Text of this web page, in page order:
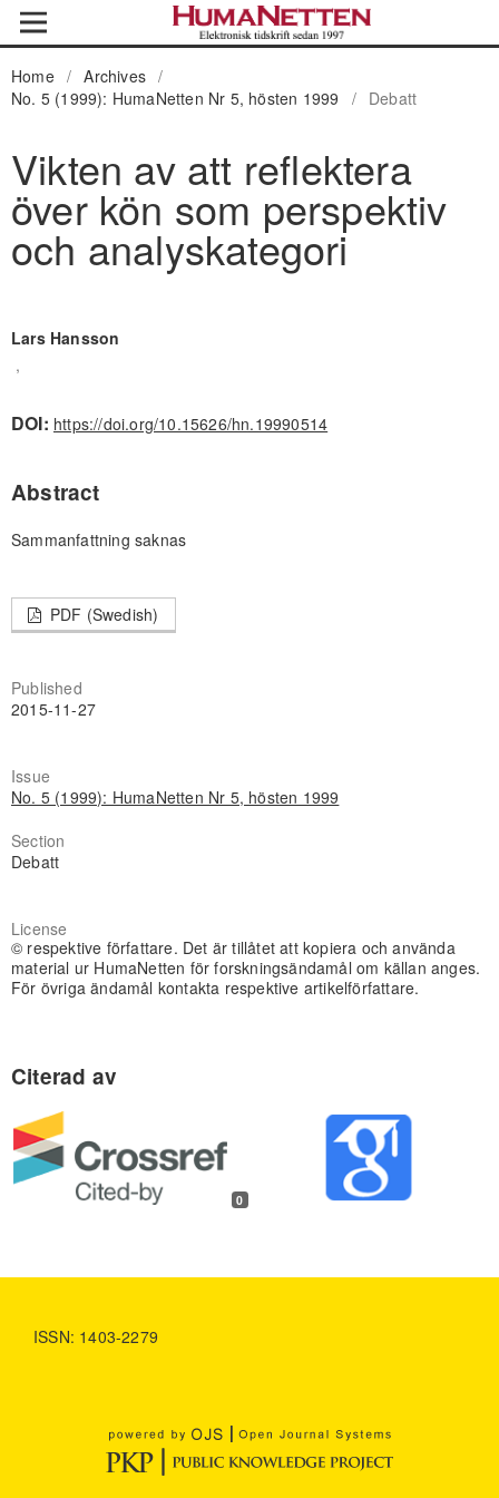
Home / Archives /
No. 5 (1999): HumaNetten Nr 5, hösten 1999
/ Debatt
Vikten av att reflektera
över kön som perspektiv
och analyskategori
Lars Hansson
,
DOI: https://doi.org/10.15626/hn.19990514
Abstract
Sammanfattning saknas
PDF (Swedish)
Published
2015-11-27
Issue
No. 5 (1999): HumaNetten Nr 5, hösten 1999
Section
Debatt
License
© respektive författare. Det är tillåtet att kopiera och använda
material ur HumaNetten för forskningsändamål om källan anges.
För övriga ändamål kontakta respektive artikelförfattare.
0
ISSN: 1403-2279